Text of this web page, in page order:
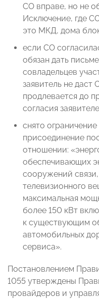
СО вправе, но не
Исключение, где
это МКД, дома
если СО
обязан дать
совладельцев
заявитель не даст
продлевается до
согласия
снято
присоединение
отношении:
обеспечивающих
сооружений связи,
телевизионного
максимальная
более 150 кВт
к существующим
автомобильных
сервиса».
Постановлением
1055 утверждены
провайдеров и